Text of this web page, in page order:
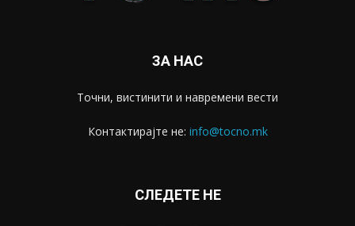
ЗА НАС
Точни, вистинити и навремени вести
Контактирајте не: info@tocno.mk
СЛЕДЕТЕ НЕ